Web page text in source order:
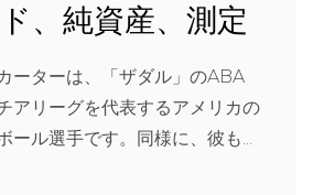
、純資産、測定
ーターは、「ザダル」のABA
アリーグを代表するアメリカの
ール選手です。同様に、彼も...